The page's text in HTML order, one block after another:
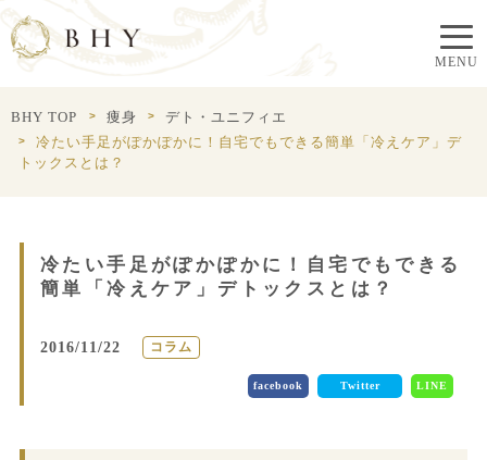
BHY TOP 痩身
デト・ユニフィエ
冷たい手足がぽかぽかに！自宅でもできる簡単「冷えケア」デ
トックスとは？
冷たい手足がぽかぽかに！自宅でもできる
簡単「冷えケア」デトックスとは？
2016/11/22 コラム
facebook Twitter LINE